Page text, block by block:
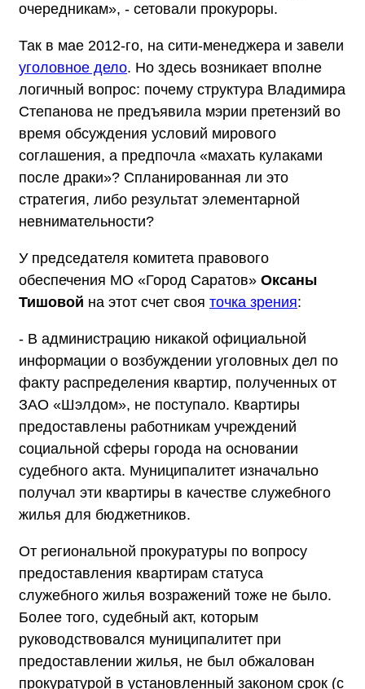
очередникам», - сетовали прокуроры.
Так в мае 2012-го, на сити-менеджера и завели
уголовное дело. Но здесь возникает вполне
логичный вопрос: почему структура Владимира
Степанова не предъявила мэрии претензий во
время обсуждения условий мирового
соглашения, а предпочла «махать кулаками
после драки»? Спланированная ли это
стратегия, либо результат элементарной
невнимательности?
У председателя комитета правового
обеспечения МО «Город Саратов» Оксаны
Тишовой на этот счет своя точка зрения:
- В администрацию никакой официальной
информации о возбуждении уголовных дел по
факту распределения квартир, полученных от
ЗАО «Шэлдом», не поступало. Квартиры
предоставлены работникам учреждений
социальной сферы города на основании
судебного акта. Муниципалитет изначально
получал эти квартиры в качестве служебного
жилья для бюджетников.
От региональной прокуратуры по вопросу
предоставления квартирам статуса
служебного жилья возражений тоже не было.
Более того, судебный акт, которым
руководствовался муниципалитет при
предоставлении жилья, не был обжалован
прокуратурой в установленный законом срок (с